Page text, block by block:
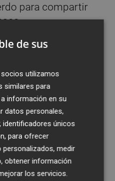
para compartir
.
en rueda
pero el PNV ha
en el que se
y coherente"
cuenten con la
constitución de su
ya había
que si partido no se
de sus
utilizamos
similares para
información en su
datos personales,
identificadores únicos
para ofrecer
medir
obtener información
los servicios.